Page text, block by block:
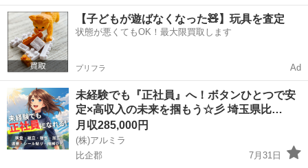
分け・検品を行うシンプルなお仕事です♪
━━━━━━━━━━━━━━━━ 📲 ご応募はこちら（24時間受付
中） https://lin.ee/...
埼玉 比企郡 その他 未経験
【子どもが遊ばなくなった🧸】玩具を査定
状態が悪くてもOK！最大限買取します
プリフラ Ad
未経験でも『正社員』へ！ボタンひとつで安
定×高収入の未来を掴もう☆彡 埼玉県比…
月収285,000円
(株)アルミラ
比企郡
7月31日